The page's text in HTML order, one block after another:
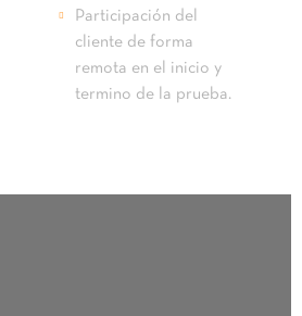
Participación del
cliente de forma
remota en el inicio y
termino de la prueba.